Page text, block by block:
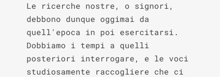
Le ricerche nostre, o signori,
debbono dunque oggimai da
quell'epoca in poi esercitarsi.
Dobbiamo i tempi a quelli
posteriori interrogare, e le voci
studiosamente raccogliere che ci